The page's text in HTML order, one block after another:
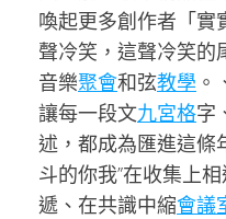
喚起更多創作者「實
聲冷笑，這聲冷笑的
音樂聚會和弦教學
讓每一段文九宮格字
述，都成為匯進這條
斗的你我”在收集上
遞、在共識中縮會議